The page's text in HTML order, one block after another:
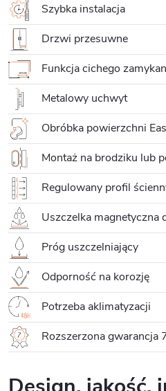
Szybka instalacja
Drzwi przesuwne
Funkcja cichego
Metalowy uchwyt
Obróbka powierzchni
Montaż na brodziku lub
Regulowany profil
Uszczelka magnetyczna
Próg uszczelniający
Odporność na korozję
Potrzeba aklimatyzacji
Rozszerzona gwarancja